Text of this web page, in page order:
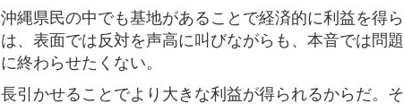
沖縄県民の中でも基地があることで経済的に利益を得
は、表面では反対を声高に叫びながらも、本音では問
に終わらせたくない。
長引かせることでより大きな利益が得られるからだ。